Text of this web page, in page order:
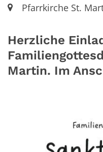
Ort:Pfarrkirche St.
Herzliche
Martin. Im